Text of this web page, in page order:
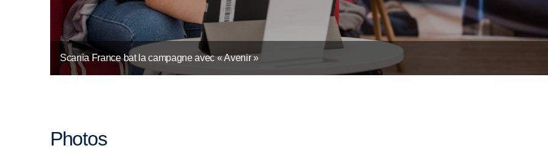
Scania France bat la campagne avec « Avenir »
Photos